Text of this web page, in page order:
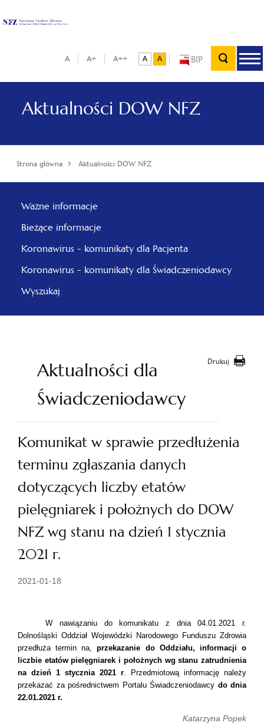
BIP
A A+ A++
Aktualności DOW NFZ
Strona główna › Aktualności DOW NFZ
Ważne informacje
Bieżące informacje
Koronawirus - komunikaty dla Pacjenta
Koronawirus - komunikaty dla Świadczeniodawcy
Wyszukaj
Drukuj
Aktualności dla
Świadczeniodawcy
Komunikat w sprawie przedłużenia
terminu zgłaszania danych
dotyczących liczby etatów
pielęgniarek i położnych do DOW
NFZ wg stanu na dzień 1 stycznia
2021 r.
2021-01-18
W nawiązaniu do komunikatu z dnia 04.01.2021 r.
Dolnośląski Oddział Wojewódzki Narodowego Funduszu Zdrowia
przedłuża termin na,przekazanie do Oddziału, informacji o
liczbie etatów pielęgniarek i położnych wg stanu zatrudnienia
na dzień 1 stycznia 2021 r. Przedmiotową informację należy
przekazać za pośrednictwem Portalu Świadczeniodawcy do dnia
22.01.2021 r.
Katarzyna Popek